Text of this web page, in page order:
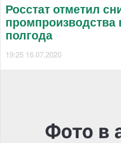
Росстат отметил
промпроизводства
полгода
19:25 16.07.2020